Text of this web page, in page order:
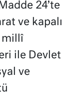
24’te
ve kapalı
millî
ile Devlet
ve